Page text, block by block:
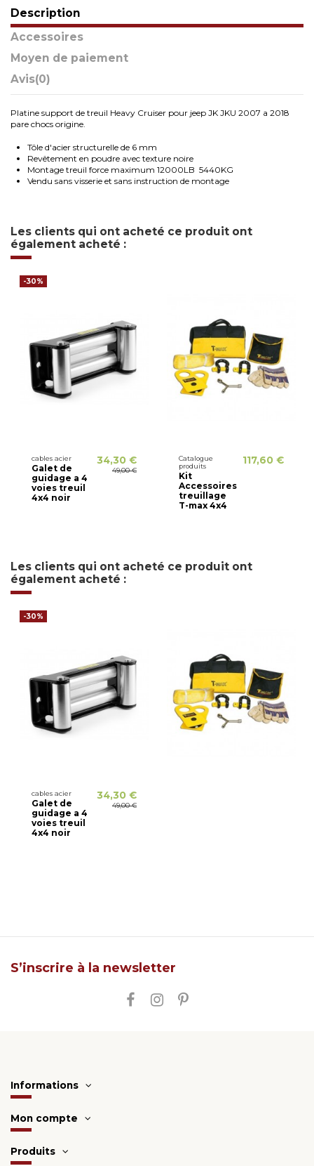
Description
Accessoires
Moyen de paiement
Avis(0)
Platine support de treuil Heavy Cruiser pour jeep JK JKU 2007 a 2018
pare chocs origine.
Tôle d'acier structurelle de 6 mm
Revêtement en poudre avec texture noire
Montage treuil force maximum 12000LB 5440KG
Vendu sans visserie et sans instruction de montage
Les clients qui ont acheté ce produit ont
également acheté :
-30%
cables acier
Galet de
guidage a 4
voies treuil
4x4 noir
34,30 €
49,00 €
Catalogue
produits
Kit
Accessoires
treuillage
T-max 4x4
117,60 €
Les clients qui ont acheté ce produit ont
également acheté :
-30%
cables acier
Galet de
guidage a 4
voies treuil
4x4 noir
34,30 €
49,00 €
S’inscrire à la newsletter
Informations
Mon compte
Produits